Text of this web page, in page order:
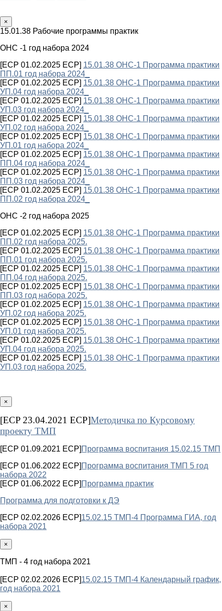
×
15.01.38 Рабочие программы практик
ОНС -1 год набора 2024
[ECP 01.02.2025 ECP] 15.01.38 ОНС-1 Программа практики
ПП.01 год набора 2024_
[ECP 01.02.2025 ECP] 15.01.38 ОНС-1 Программа практики
УП.04 год набора 2024_
[ECP 01.02.2025 ECP] 15.01.38 ОНС-1 Программа практики
УП.03 год набора 2024_
[ECP 01.02.2025 ECP] 15.01.38 ОНС-1 Программа практики
УП.02 год набора 2024_
[ECP 01.02.2025 ECP] 15.01.38 ОНС-1 Программа практики
УП.01 год набора 2024_
[ECP 01.02.2025 ECP] 15.01.38 ОНС-1 Программа практики
ПП.04 год набора 2024_
[ECP 01.02.2025 ECP] 15.01.38 ОНС-1 Программа практики
ПП.03 год набора 2024_
[ECP 01.02.2025 ECP] 15.01.38 ОНС-1 Программа практики
ПП.02 год набора 2024_
ОНС -2 год набора 2025
[ECP 01.02.2025 ECP] 15.01.38 ОНС-1 Программа практики
ПП.02 год набора 2025.
[ECP 01.02.2025 ECP] 15.01.38 ОНС-1 Программа практики
ПП.01 год набора 2025.
[ECP 01.02.2025 ECP] 15.01.38 ОНС-1 Программа практики
ПП.04 год набора 2025.
[ECP 01.02.2025 ECP] 15.01.38 ОНС-1 Программа практики
ПП.03 год набора 2025.
[ECP 01.02.2025 ECP] 15.01.38 ОНС-1 Программа практики
УП.02 год набора 2025.
[ECP 01.02.2025 ECP] 15.01.38 ОНС-1 Программа практики
УП.01 год набора 2025.
[ECP 01.02.2025 ECP] 15.01.38 ОНС-1 Программа практики
УП.04 год набора 2025.
[ECP 01.02.2025 ECP] 15.01.38 ОНС-1 Программа практики
УП.03 год набора 2025.
×
[ECP 23.04.2021 ECP]Методичка по Курсовому
проекту ТМП
[ECP 01.09.2021 ECP] Программа воспитания 15.02.15 ТМП
[ECP 01.06.2022 ECP] Программа воспитания ТМП 5 год
набора 2022
[ECP 01.06.2022 ECP] Программа практик
Программа для подготовки к ДЭ
[ECP 02.02.2026 ECP]15.02.15 ТМП-4 Программа ГИА, год
набора 2021
×
ТМП - 4 год набора 2021
[ECP 02.02.2026 ECP]15.02.15 ТМП-4 Календарный график,
год набора 2021
×